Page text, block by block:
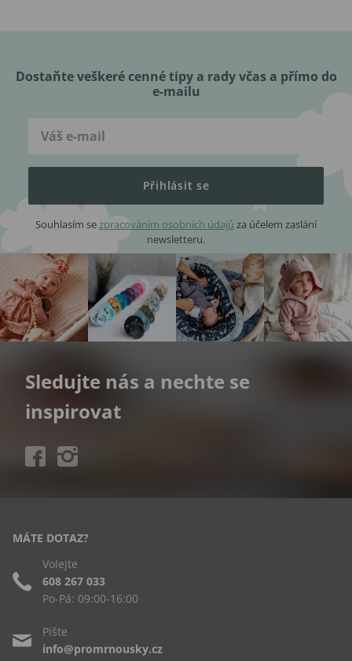
Dostaňte veškeré cenné tipy a rady včas a přímo do
e-mailu
Přihlásit se
Souhlasím sezpracováním osobních údajů za účelem zaslání
newsletteru.
Sledujte nás a nechte se
inspirovat
MÁTE DOTAZ?
Volejte
608 267 033
Po-Pá: 09:00-16:00
Pište
info@promrnousky.cz